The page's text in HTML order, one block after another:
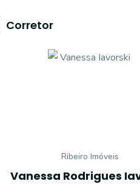
Corretor
Ribeiro Imóveis
Vanessa Rodrigues